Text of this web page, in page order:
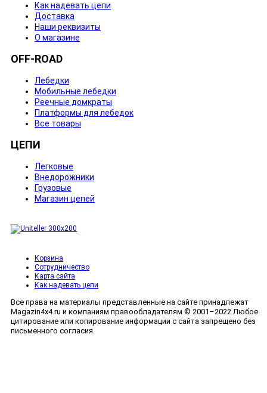
Как надевать цепи
Доставка
Наши реквизиты
О магазине
OFF-ROAD
Лебедки
Мобильные лебедки
Реечные домкраты
Платформы для лебедок
Все товары
ЦЕПИ
Легковые
Внедорожники
Грузовые
Магазин цепей
Корзина
Сотрудничество
Карта сайта
Как надевать цепи
Все права на материалы представленные на сайте принадлежат
Magazin4x4.ru и компаниям правообладателям © 2001–2022 Любое
цитирование или копирование информации с сайта запрещено без
письменного согласия.